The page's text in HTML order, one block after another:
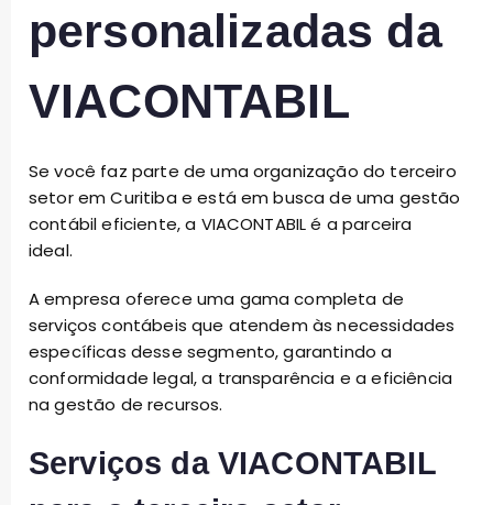
personalizadas da
VIACONTABIL
Se você faz parte de uma organização do terceiro
setor em Curitiba e está em busca de uma gestão
contábil eficiente, a VIACONTABIL é a parceira
ideal.
A empresa oferece uma gama completa de
serviços contábeis que atendem às necessidades
específicas desse segmento, garantindo a
conformidade legal, a transparência e a eficiência
na gestão de recursos.
Serviços da VIACONTABIL